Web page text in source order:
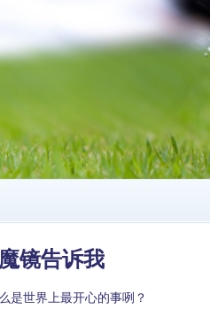
镜告诉我
世界上最开心的事咧？